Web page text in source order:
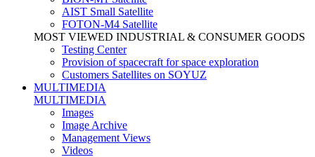
AIST Small Satellite
FOTON-M4 Satellite
MOST VIEWED INDUSTRIAL & CONSUMER GOODS
Testing Center
Provision of spacecraft for space exploration
Customers Satellites on SOYUZ
MULTIMEDIA
MULTIMEDIA
Images
Image Archive
Management Views
Videos